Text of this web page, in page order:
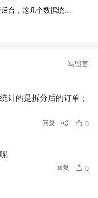
这几个数据统计不对了
写留言
计的是拆分后的订单；
回复 0
回复 0